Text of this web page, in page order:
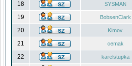
18 SYSMAN
19 BobsenClark
20 Kimov
21 cemak
22 karelstupka